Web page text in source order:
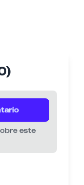
este